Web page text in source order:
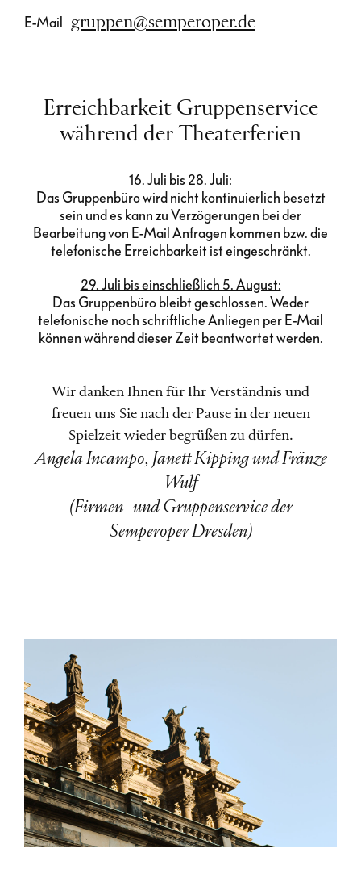
E-Mail gruppen@semperoper.de
Erreichbarkeit Gruppenservice
während der Theaterferien
16. Juli bis 28. Juli:
Das Gruppenbüro wird nicht kontinuierlich besetzt
sein und es kann zu Verzögerungen bei der
Bearbeitung von E-Mail Anfragen kommen bzw. die
telefonische Erreichbarkeit ist eingeschränkt.
29. Juli bis einschließlich 5. August:
Das Gruppenbüro bleibt geschlossen. Weder
telefonische noch schriftliche Anliegen per E-Mail
können während dieser Zeit beantwortet werden.
Wir danken Ihnen für Ihr Verständnis und
freuen uns Sie nach der Pause in der neuen
Spielzeit wieder begrüßen zu dürfen.
Angela Incampo, Janett Kipping und Fränze
Wulf
(Firmen- und Gruppenservice der
Semperoper Dresden)